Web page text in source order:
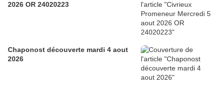
2026 OR 24020223
Chaponost découverte mardi 4 aout
2026